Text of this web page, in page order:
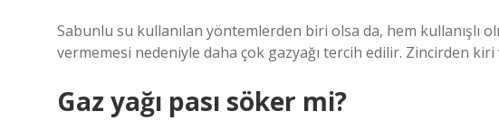
Sabunlu su kullanılan yöntemlerden biri olsa da, hem kullanışlı
vermemesi nedeniyle daha çok gazyağı tercih edilir. Zincirden
Gaz yağı pası söker mi?